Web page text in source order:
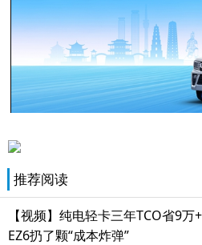
推荐阅读
【视频】纯电轻卡三年TCO省9万
EZ6扔了颗“成本炸弹”